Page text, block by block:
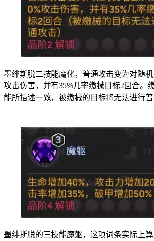
墨绯斯脱二技能魔化，普通攻击变为对随
攻击伤害，并有35%几率缴械目标2回合。
能所描述一致，被缴械的目标将无法进行普
墨绯斯脱的三技能魔躯，这项词条实际上